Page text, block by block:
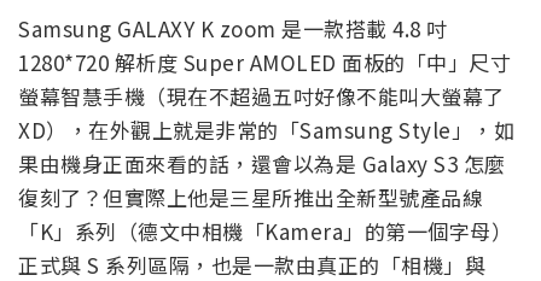
Samsung GALAXY K zoom 是一款搭載 4.8 吋
1280*720 解析度 Super AMOLED 面板的「中」尺寸
螢幕智慧手機（現在不超過五吋好像不能叫大螢幕了
XD），在外觀上就是非常的「Samsung Style」，如
果由機身正面來看的話，還會以為是 Galaxy S3 怎麼
復刻了？但實際上他是三星所推出全新型號產品線
「K」系列（德文中相機「Kamera」的第一個字母）
正式與 S 系列區隔，也是一款由真正的「相機」與